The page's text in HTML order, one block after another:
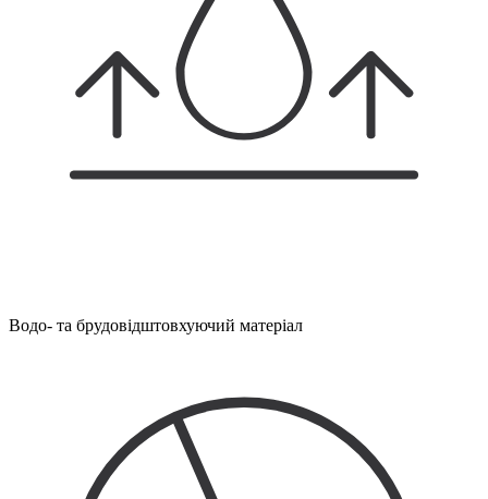
Водо- та брудовідштовхуючий матеріал